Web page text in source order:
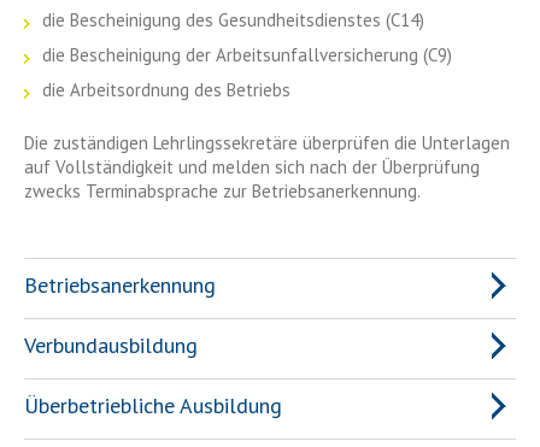
die Bescheinigung des Gesundheitsdienstes (C14)
die Bescheinigung der Arbeitsunfallversicherung (C9)
die Arbeitsordnung des Betriebs
Die zuständigen Lehrlingssekretäre überprüfen die Unterlagen
auf Vollständigkeit und melden sich nach der Überprüfung
zwecks Terminabsprache zur Betriebsanerkennung.
Betriebsanerkennung
Verbundausbildung
Überbetriebliche Ausbildung